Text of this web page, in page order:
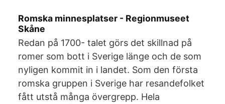
Romska minnesplatser - Regionmuseet
Skåne
Redan på 1700- talet görs det skillnad på
romer som bott i Sverige länge och de som
nyligen kommit in i landet. Som den första
romska gruppen i Sverige har resandefolket
fått utstå många övergrepp. Hela